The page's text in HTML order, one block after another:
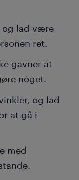
og lad være
ret.
gavner at
noget.
og lad
at gå i
med